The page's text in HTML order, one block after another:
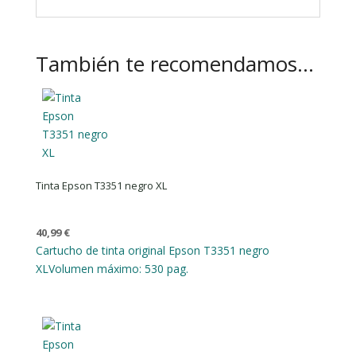
También te recomendamos…
Tinta Epson T3351 negro XL
40,99€
Cartucho de tinta original Epson T3351 negro
XLVolumen máximo: 530 pag.